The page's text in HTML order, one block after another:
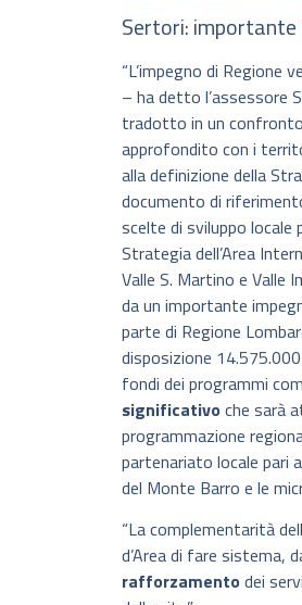
Sertori:
“L’impegno di Regione
– ha detto l’assessore
tradotto in un
approfondito con i
alla definizione della
documento di
scelte di sviluppo
Strategia dell’Area
Valle S. Martino e Valle
da un importante
parte di Regione
disposizione
fondi dei programmi
significativo che sarà
programmazione
partenariato locale pari
del Monte Barro e le
“La complementarità
d’Area di fare sistema,
rafforzamento dei